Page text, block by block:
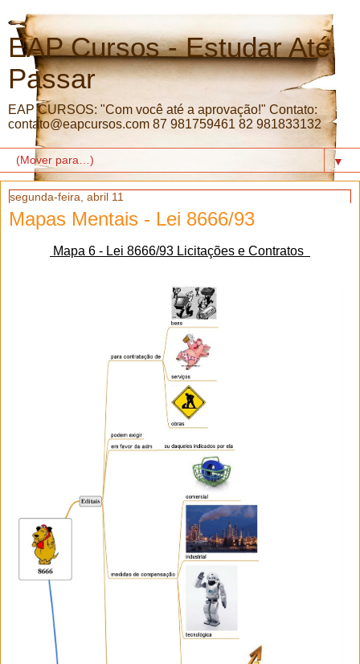
EAP Cursos - Estudar Até
Passar
EAP CURSOS: "Com você até a aprovação!" Contato:
contato@eapcursos.com 87 981759461 82 981833132
▼
segunda-feira, abril 11
Mapas Mentais - Lei 8666/93
Mapa 6 - Lei 8666/93 Licitações e Contratos